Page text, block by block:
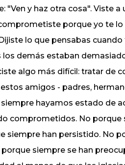
"Ven y haz otra cosa". Viste
porque yo te
lo que pensabas
demás estaban
algo más difícil: tratar de
amigos - padres,
hayamos estado de
comprometidos. No porque
siempre han persistido. No
siempre se han